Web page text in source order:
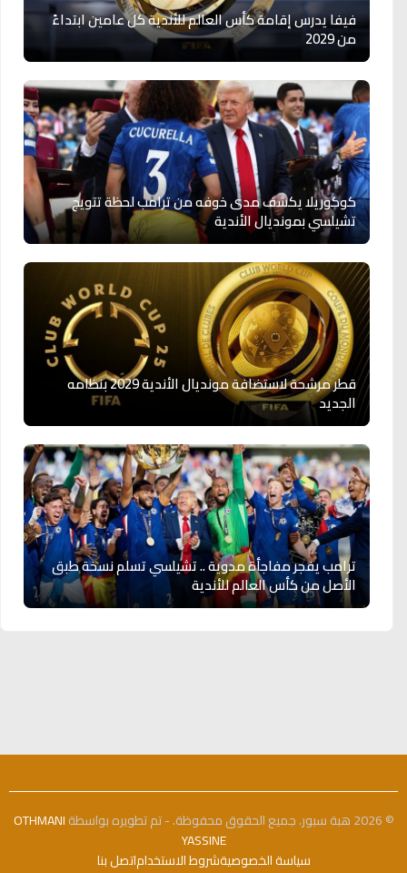
فيفا يدرس إقامة كأس العالم للأندية كل عامين ابتداءً
من 2029
كوكوريلا يكشف مدى خوفه من ترامب لحظة تتويج
تشيلسي بمونديال الأندية
قطر مرشحة لاستضافة مونديال الأندية 2029 بنظامه
الجديد
ترامب يفجر مفاجأة مدوية .. تشيلسي تسلم نسخة طبق
الأصل من كأس العالم للأندية
© 2026 هبة سبور. جميع الحقوق محفوظة. - تم تطويره بواسطة
OTHMANI
YASSINE
سياسة الخصوصيةشروط الاستخداماتصل بنا